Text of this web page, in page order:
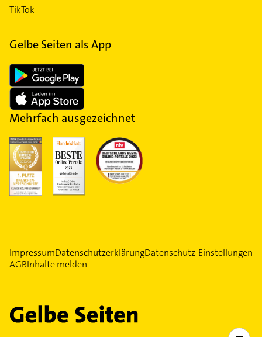
TikTok
Gelbe Seiten als App
Mehrfach ausgezeichnet
ImpressumDatenschutzerklärungDatenschutz-Einstellungen
AGBInhalte melden